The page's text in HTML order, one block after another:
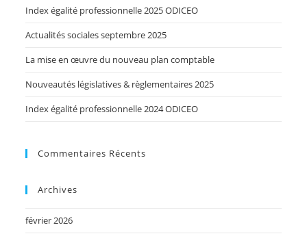
Index égalité professionnelle 2025 ODICEO
Actualités sociales septembre 2025
La mise en œuvre du nouveau plan comptable
Nouveautés législatives & règlementaires 2025
Index égalité professionnelle 2024 ODICEO
Commentaires Récents
Archives
février 2026